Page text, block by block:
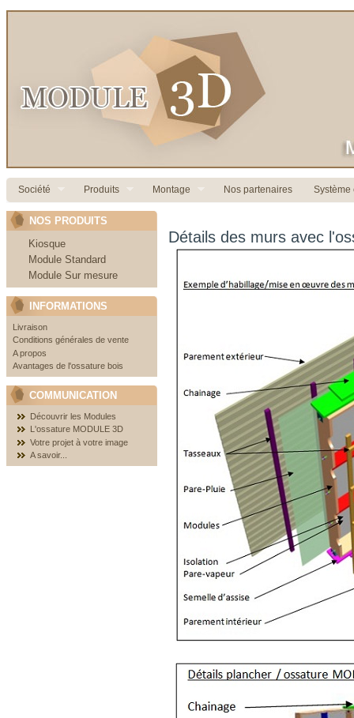
Société Produits Montage Nos partenaires Système
NOS PRODUITS
Kiosque
Module Standard
Module Sur mesure
INFORMATIONS
Livraison
Conditions générales de vente
A propos
Avantages de l'ossature bois
COMMUNICATION
Découvrir les Modules
L'ossature MODULE 3D
Votre projet à votre image
A savoir...
Détails des murs avec